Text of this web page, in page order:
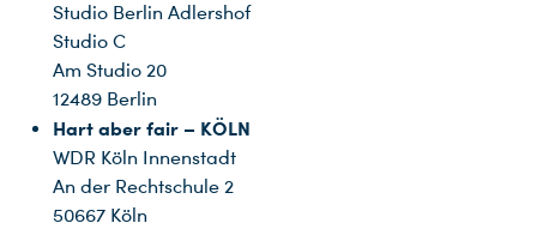
Studio Berlin Adlershof
Studio C
Am Studio 20
12489 Berlin
Hart aber fair – KÖLN
WDR Köln Innenstadt
An der Rechtschule 2
50667 Köln